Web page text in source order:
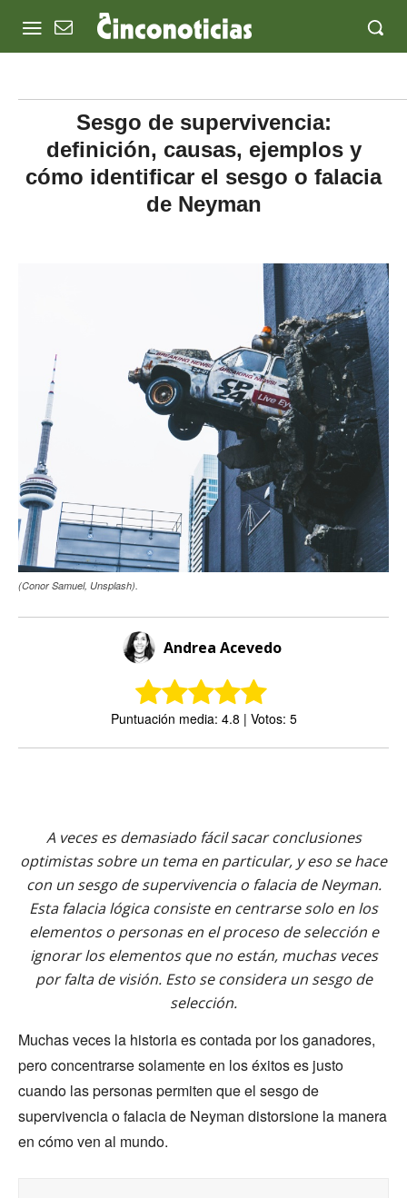
Sesgo de supervivencia:
definición, causas, ejemplos y
cómo identificar el sesgo o falacia
de Neyman
(Conor Samuel, Unsplash).
Andrea Acevedo
Puntuación media: 4.8 | Votos: 5
A veces es demasiado fácil sacar conclusiones
optimistas sobre un tema en particular, y eso se hace
con un sesgo de supervivencia o falacia de Neyman.
Esta falacia lógica consiste en centrarse solo en los
elementos o personas en el proceso de selección e
ignorar los elementos que no están, muchas veces
por falta de visión. Esto se considera un sesgo de
selección.
Muchas veces la historia es contada por los ganadores,
pero concentrarse solamente en los éxitos es justo
cuando las personas permiten que el sesgo de
supervivencia o falacia de Neyman distorsione la manera
en cómo ven al mundo.